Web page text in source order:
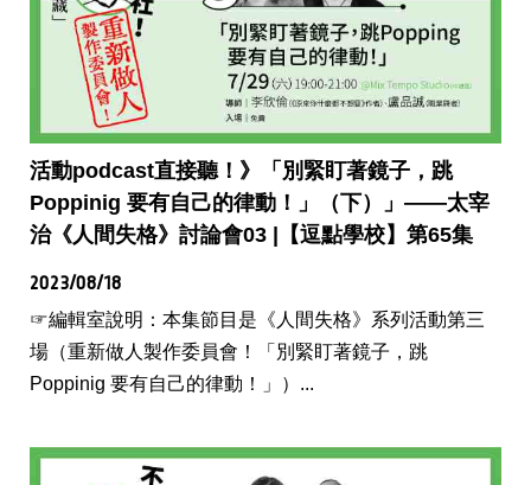
活動podcast直接聽！》「別緊盯著鏡子，跳
Poppinig 要有自己的律動！」（下）」——太宰
治《人間失格》討論會03 |【逗點學校】第65集
2023/08/18
☞編輯室說明：本集節目是《人間失格》系列活動第三
場（重新做人製作委員會！「別緊盯著鏡子，跳
Poppinig 要有自己的律動！」）...